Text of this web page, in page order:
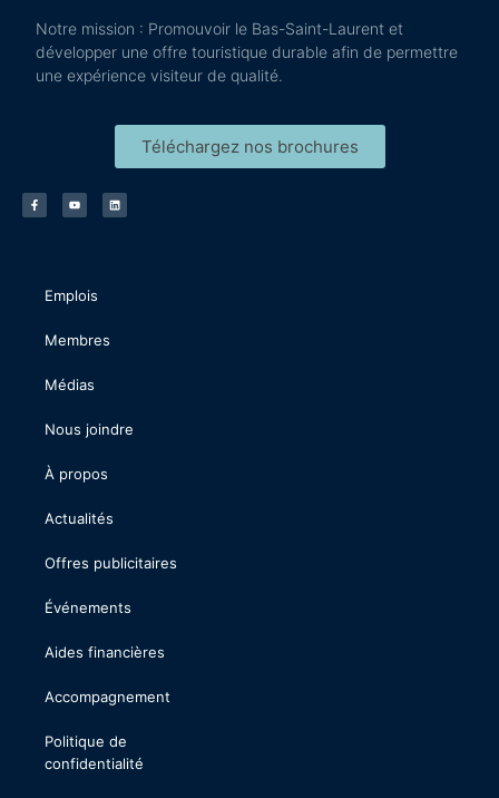
Notre mission : Promouvoir le Bas-Saint-Laurent et
développer une offre touristique durable afin de permettre
une expérience visiteur de qualité.
Téléchargez nos brochures
Emplois
Membres
Médias
Nous joindre
À propos
Actualités
Offres publicitaires
Événements
Aides financières
Accompagnement
Politique de
confidentialité